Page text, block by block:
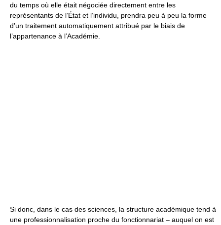
du temps où elle était négociée directement entre les
représentants de l’État et l’individu, prendra peu à peu la forme
d’un traitement automatiquement attribué par le biais de
l’appartenance à l’Académie.
Si donc, dans le cas des sciences, la structure académique tend à
une professionnalisation proche du fonctionnariat – auquel on est